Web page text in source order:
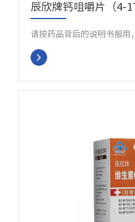
辰欣牌钙咀嚼片（4-
请按药品背后的说明书服用